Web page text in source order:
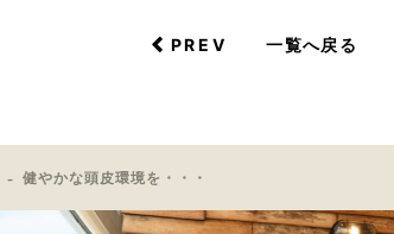
PREV 一覧へ戻る
健やかな頭皮環境を・・・